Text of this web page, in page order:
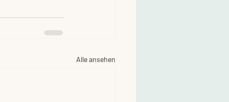
Alle ansehen